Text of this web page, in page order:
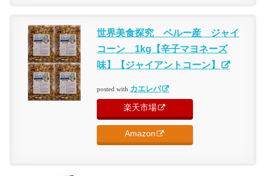
世界美食探究 ペルー産 ジャイ
コーン 1kg【辛子マヨネーズ
味】【ジャイアントコーン】
posted with カエレバ
楽天市場
Amazon